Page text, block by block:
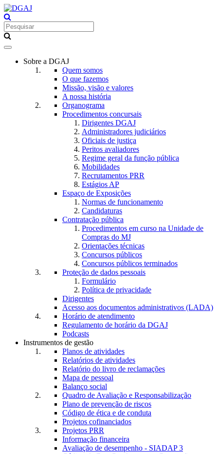
Toggle
navigationSobre a DGAJ
Quem somos
O que fazemos
Missão, visão e valores
A nossa história
Organograma
Procedimentos concursais
Dirigentes DGAJ
Administradores judiciários
Oficiais de justiça
Peritos avaliadores
Regime geral da função pública
Mobilidades
Recrutamentos PRR
Estágios AP
Espaço de Exposições
Normas de funcionamento
Candidaturas
Contratação pública
Procedimentos em curso na Unidade de
Compras do MJ
Orientações técnicas
Concursos públicos
Concursos públicos terminados
Proteção de dados pessoais
Formulário
Política de privacidade
Dirigentes
Acesso aos documentos administrativos (LADA)
Horário de atendimento
Regulamento de horário da DGAJ
Podcasts
Instrumentos de gestão
Planos de atividades
Relatórios de atividades
Relatório do livro de reclamações
Mapa de pessoal
Balanço social
Quadro de Avaliação e Responsabilização
Plano de prevenção de riscos
Código de ética e de conduta
Projetos cofinanciados
Projetos PRR
Informação financeira
Avaliação de desempenho - SIADAP 3